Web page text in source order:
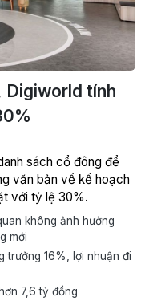
Digiworld tính
sách cổ đông để
văn bản về kế hoạch
với tỷ lệ 30%.
không ảnh hưởng
mới
trưởng 16%, lợi nhuận đi
7,6 tỷ đồng